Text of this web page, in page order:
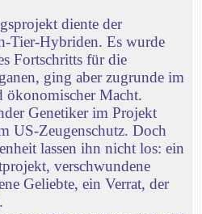
diente der
Tier-Hybriden. Es wurde
Fortschritts für die
ging aber zugrunde im
ökonomischer Macht.
Genetiker im Projekt
US-Zeugenschutz. Doch
lassen ihn nicht los: ein
verschwundene
Geliebte, ein Verrat, der